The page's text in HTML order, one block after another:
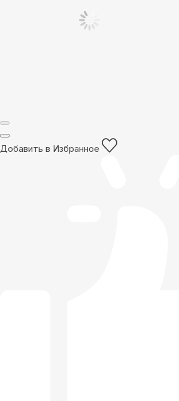
Добавить в Избранное